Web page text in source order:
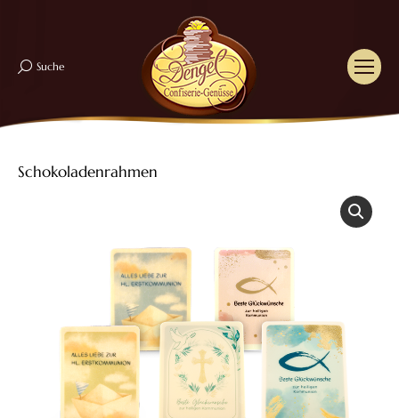
Search:
Suche
Schokoladenrahmen